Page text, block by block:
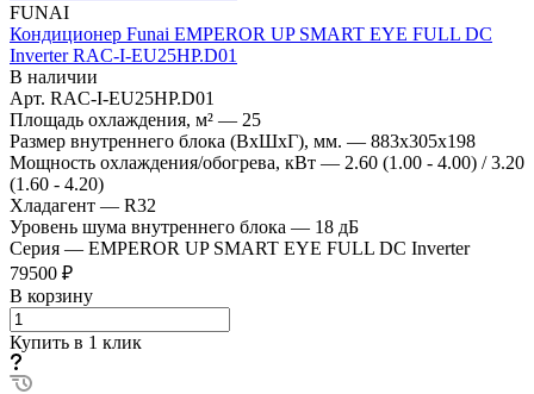
FUNAI
Кондиционер Funai EMPEROR UP SMART EYE FULL DC
Inverter RAC-I-EU25HP.D01
В наличии
Арт. RAC-I-EU25HP.D01
Площадь охлаждения, м² — 25
Размер внутреннего блока (ВхШхГ), мм. — 883x305x198
Мощность охлаждения/обогрева, кВт — 2.60 (1.00 - 4.00) / 3.20
(1.60 - 4.20)
Хладагент — R32
Уровень шума внутреннего блока — 18 дБ
Серия — EMPEROR UP SMART EYE FULL DC Inverter
79500 ₽
В корзину
Купить в 1 клик